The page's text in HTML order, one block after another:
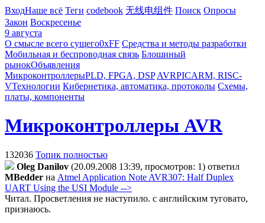
ВходНаше всё Теги codebook 无线电组件 Поиск Опросы
Закон Воскресенье
9 августа
О смысле всего сущего0xFF Средства и методы разработки
Мобильная и беспроводная связь Блошиный
рынокОбъявления
МикроконтроллерыPLD, FPGA, DSP AVRPICARM, RISC-
VТехнологии Кибернетика, автоматика, протоколы Схемы,
платы, компоненты
Микроконтроллеры AVR
132036 Топик полностью
Oleg Danilov (20.09.2008 13:39, просмотров: 1) ответил
MBedder на Atmel Application Note AVR307: Half Duplex
UART Using the USI Module -->
Читал. Просветления не наступило. с английским туговато,
признаюсь.